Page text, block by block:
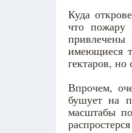
Куда
что пожару
имеющиеся
гектаров, но
Впрочем,
бушует на
масштабы